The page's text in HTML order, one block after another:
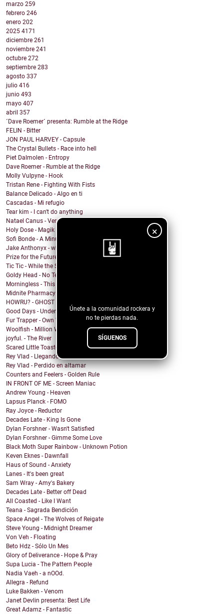
×
Únete a la comunidad rockera y
no te pierdas nada.
SÍGUENOS
marzo 259
febrero 246
enero 202
2025 4171
diciembre 261
noviembre 241
octubre 272
septiembre 283
agosto 337
julio 416
junio 493
mayo 407
abril 357
´Dave Roemer´ presenta: Rumble at the Ridge
FELIN - Bitter
JON PAUL HARVEY - Capsule
The Crystal Bullets - Race into hell
Piet Dalmolen - Entropy
Dave Roemer - Rumble at the Ridge
Molly Vulpyne - Hook
Tristan Rene - Fighting With Fists
Balance Delicado - Algo en ti
Cascadas - Mi refugio
Tear kim - I can't do anything
Natael Canus - Versatile (2022 Remastered) (Remix ...
Holy Dose - Magik
Sofi Bonde - A Minute
Jake Anthonyx - what happened to yesterday?
Prize for the Future - Farewell
Tic Tic - While the Shadows Grow
Goldy Head - No Tengo Problema (Contigo)
Morningless - This Party
Midnite Pharmacy - Becoming
HOWRU? - GHOST
Good Days - Undertow
Fur Trapper - Own Worst Enemy
Woolfish - Million Ways
joyful. - The River
Scared Little Toaster - NO DECAF
Rey Vlad - Llegando al puerto
Rey Vlad - Perdido en altamar
Counters and Feelers - Golden Rule
IN FRONT OF ME - Screen Maniac
Andrew Young - Heaven
Lapsus Planck - FOMO
Ray Joyce - Reductor
Decades Late - King Is Gone
Dylan Forshner - Wasn't Satisfied
Dylan Forshner - Gimme Some Love
Black Moth Super Rainbow - Unknown Potion
Keven Eknes - Dawnfall
Haus of Sound - Anxiety
Lanes - It's been great
Sam Wray - Amy's Bakery
Decades Late - Better off Dead
All Coasted - Like I Want
Teana - Sagrada Bendición
Space Angel - The Wolves of Reigate
Steve Young - Midnight Dreamer
Von Veh - Floating
Beto Hdz - Sólo Un Mes
Glory of Deliverance - Hope & Pray
Supa Lucia - The Pattern People
Nadia Vaeh - a nOOd.
Allegra - Refund
Luke Bakken - Venom
Janet Devlin presenta: Best Life
Great Adamz - Fantastic